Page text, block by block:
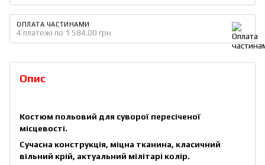
ОПЛАТА ЧАСТИНАМИ
4 платежі по 1 584.00 грн
Опис
Костюм польовий для суворої пересіченої
місцевості.
Сучасна конструкція, міцна тканина, класичний
вільний крій, актуальний мілітарі колір.